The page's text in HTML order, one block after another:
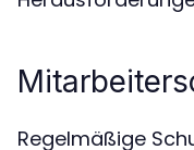
Regelmäßige